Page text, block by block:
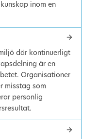
inom en
där kontinuerligt
är en
Organisationer
misstag som
personlig